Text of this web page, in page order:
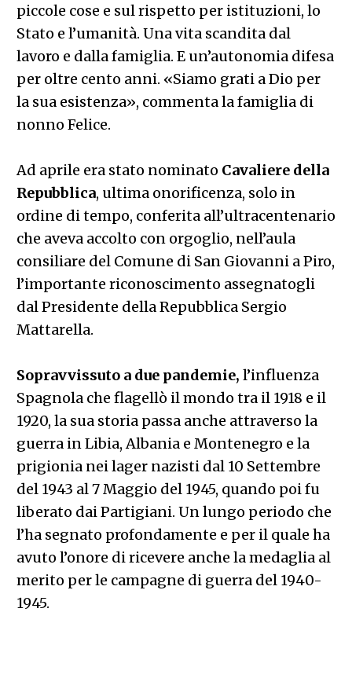
piccole cose e sul rispetto per istituzioni, lo
Stato e l’umanità. Una vita scandita dal
lavoro e dalla famiglia. E un’autonomia difesa
per oltre cento anni. «Siamo grati a Dio per
la sua esistenza», commenta la famiglia di
nonno Felice.
Ad aprile era stato nominato Cavaliere della
Repubblica, ultima onorificenza, solo in
ordine di tempo, conferita all’ultracentenario
che aveva accolto con orgoglio, nell’aula
consiliare del Comune di San Giovanni a Piro,
l’importante riconoscimento assegnatogli
dal Presidente della Repubblica Sergio
Mattarella.
Sopravvissuto a due pandemie, l’influenza
Spagnola che flagellò il mondo tra il 1918 e il
1920, la sua storia passa anche attraverso la
guerra in Libia, Albania e Montenegro e la
prigionia nei lager nazisti dal 10 Settembre
del 1943 al 7 Maggio del 1945, quando poi fu
liberato dai Partigiani. Un lungo periodo che
l’ha segnato profondamente e per il quale ha
avuto l’onore di ricevere anche la medaglia al
merito per le campagne di guerra del 1940-
1945.